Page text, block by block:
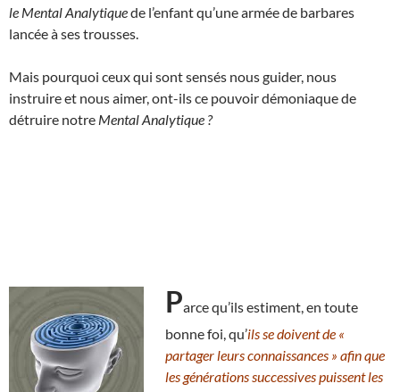
le Mental Analytiquede l’enfant qu’une armée de barbares
lancée à ses trousses.
Mais pourquoi ceux qui sont sensés nous guider, nous
instruire et nous aimer, ont-ils ce pouvoir démoniaque de
détruire notre Mental Analytique ?
Parce qu’ils estiment, en toute
bonne foi, qu’ils se doivent de «
partager leurs connaissances » afin que
les générations successives puissent les